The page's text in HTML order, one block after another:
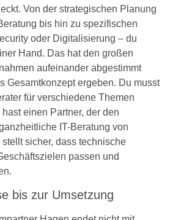
Von der strategischen Planung
bis hin zu spezifischen
oder Digitalisierung – du
Hand. Das hat den großen
aufeinander abgestimmt
Gesamtkonzept ergeben. Du musst
für verschiedene Themen
einen Partner, der den
IT-Beratung von
sicher, dass technische
passen und
bis zur Umsetzung